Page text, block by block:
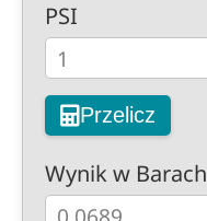
PSI
Przelicz
Wynik w Barach